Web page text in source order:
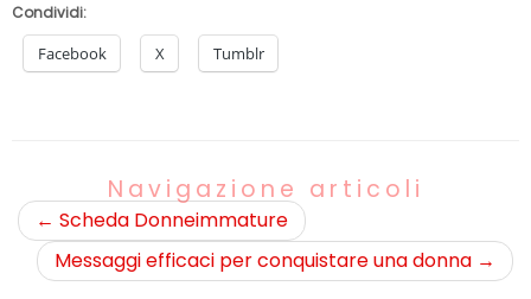
Condividi:
Facebook X Tumblr
Navigazione articoli
← Scheda Donneimmature
Messaggi efficaci per conquistare una donna →